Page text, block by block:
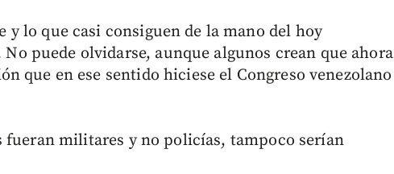
y lo que casi consiguen de la mano del hoy
puede olvidarse, aunque algunos crean que ahora
que en ese sentido hiciese el Congreso venezolano
fueran militares y no policías, tampoco serían